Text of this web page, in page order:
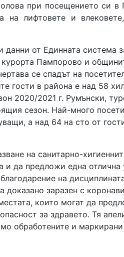
при посещението си в
на лифтовете и
от Единната система
Пампорово и
се спадът на
гости в района е над 58
2020/2021 г. Румънски,
сезон. Най-много
а над 64 на сто от
на санитарно-
и да предложи една отлична
на
заразен с
които могат да
за здравето. Тя
обработените и